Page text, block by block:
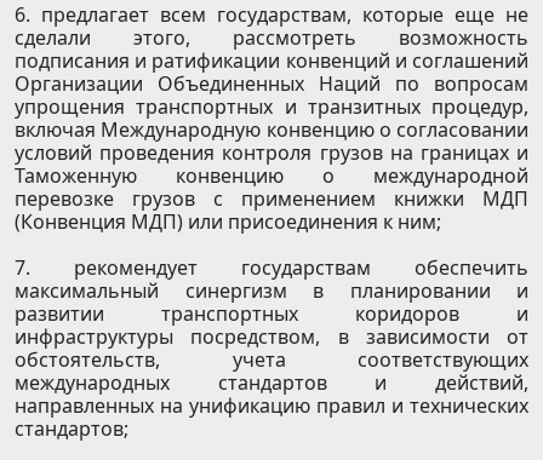
6. предлагает всем государствам, которые еще не
сделали этого, рассмотреть возможность
подписания и ратификации конвенций и соглашений
Организации Объединенных Наций по вопросам
упрощения транспортных и транзитных процедур,
включая Международную конвенцию о согласовании
условий проведения контроля грузов на границах и
Таможенную конвенцию о международной
перевозке грузов с применением книжки МДП
(Конвенция МДП) или присоединения к ним;
7. рекомендует государствам обеспечить
максимальный синергизм в планировании и
развитии транспортных коридоров и
инфраструктуры посредством, в зависимости от
обстоятельств, учета соответствующих
международных стандартов и действий,
направленных на унификацию правил и технических
стандартов;